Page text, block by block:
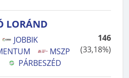
LORÁND
JOBBIK
MSZP
PÁRBESZÉD
146
(33,18%)